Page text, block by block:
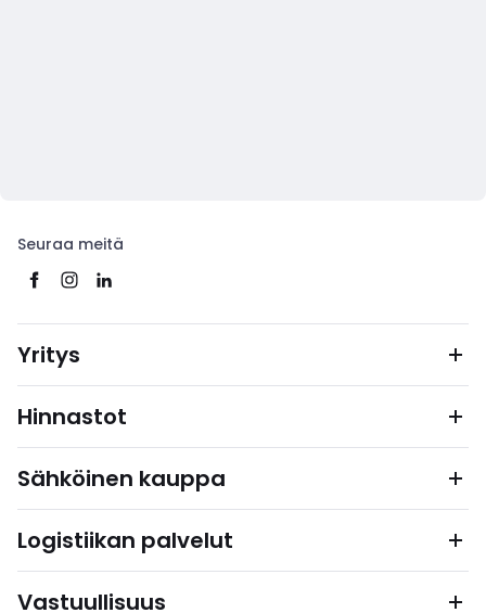
Seuraa meitä
Yritys
Hinnastot
Sähköinen kauppa
Logistiikan palvelut
Vastuullisuus